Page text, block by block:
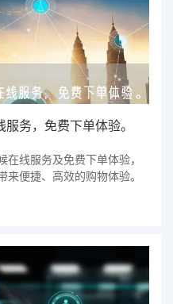
务，免费下单体验。
线服务及免费下单体验，
便捷、高效的购物体验。